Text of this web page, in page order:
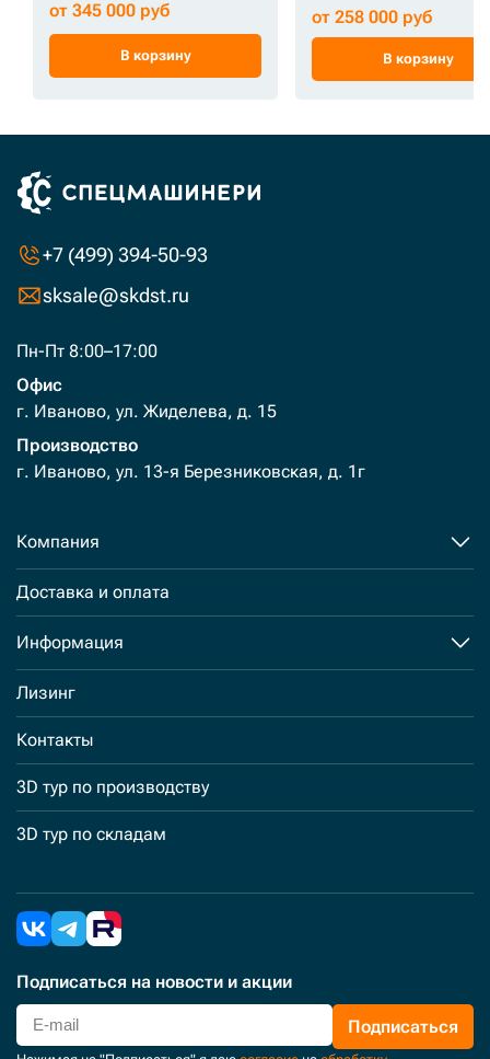
от 345 000 руб
В корзину
от 258 000 руб
В корзину
+7 (499) 394-50-93
sksale@skdst.ru
Пн-Пт 8:00–17:00
Офис
г. Иваново, ул. Жиделева, д. 15
Производство
г. Иваново, ул. 13-я Березниковская, д. 1г
Компания
Доставка и оплата
Информация
Лизинг
Контакты
3D тур по производству
3D тур по складам
Подписаться на новости и акции
Подписаться